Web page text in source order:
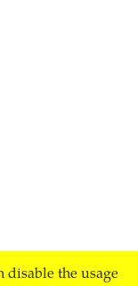
disable the usage